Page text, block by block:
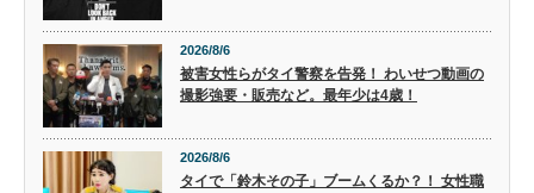
2026/8/6
被害女性らがタイ警察を告発！ わいせつ動画の
撮影強要・販売など。最年少は4歳！
2026/8/6
タイで「鈴木その子」ブームくるか？！ 女性職